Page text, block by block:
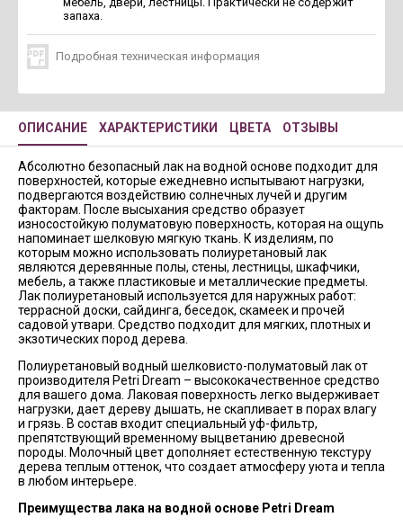
запаха.
Подробная техническая информация
ОПИСАНИЕ ХАРАКТЕРИСТИКИ ЦВЕТА ОТЗЫВЫ
Абсолютно безопасный лак на водной основе подходит для
поверхностей, которые ежедневно испытывают нагрузки,
подвергаются воздействию солнечных лучей и другим
факторам. После высыхания средство образует
износостойкую полуматовую поверхность, которая на ощупь
напоминает шелковую мягкую ткань. К изделиям, по
которым можно использовать полиуретановый лак
являются деревянные полы, стены, лестницы, шкафчики,
мебель, а также пластиковые и металлические предметы.
Лак полиуретановый используется для наружных работ:
террасной доски, сайдинга, беседок, скамеек и прочей
садовой утвари. Средство подходит для мягких, плотных и
экзотических пород дерева.
Полиуретановый водный шелковисто-полуматовый лак от
производителя Petri Dream – высококачественное средство
для вашего дома. Лаковая поверхность легко выдерживает
нагрузки, дает дереву дышать, не скапливает в порах влагу
и грязь. В состав входит специальный уф-фильтр,
препятствующий временному выцветанию древесной
породы. Молочный цвет дополняет естественную текстуру
дерева теплым оттенок, что создает атмосферу уюта и тепла
в любом интерьере.
Преимущества лака на водной основе Petri Dream